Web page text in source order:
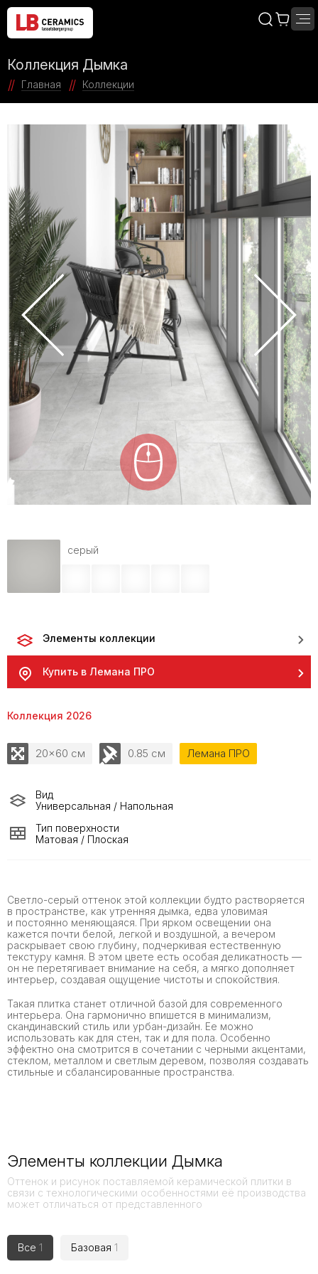
Коллекция Дымка
Главная Коллекции
Светло-серый оттенок этой коллекции будто растворяется
в пространстве, как утренняя дымка, едва уловимая
и постоянно меняющаяся. При ярком освещении она
кажется почти белой, легкой и воздушной, а вечером
раскрывает свою глубину, подчеркивая естественную
текстуру камня. В этом цвете есть особая деликатность —
он не перетягивает внимание на себя, а мягко дополняет
интерьер, создавая ощущение чистоты и спокойствия.
Такая плитка станет отличной базой для современного
интерьера. Она гармонично впишется в минимализм,
скандинавский стиль или урбан-дизайн. Ее можно
использовать как для стен, так и для пола. Особенно
эффектно она смотрится в сочетании с черными акцентами,
стеклом, металлом и светлым деревом, позволяя создавать
стильные и сбалансированные пространства.
серый
Элементы коллекции
Купить в Лемана ПРО
Коллекция 2026
20x60 см 0.85 см Лемана ПРО
Вид
Универсальная / Напольная
Тип поверхности
Матовая / Плоская
Элементы коллекции Дымка
Оттенок и рисунок поставляемой керамической плитки в
связи с технологическими особенностями её производства
может отличаться от представленного
Все 1 Базовая 1